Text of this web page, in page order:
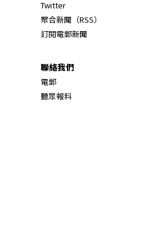
Twitter
聚合新聞（RSS）
訂閱電郵新聞
聯絡我們
電郵
聽眾報料